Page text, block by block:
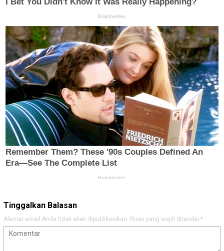
Tinggalkan Balasan
Alamat email Anda tidak akan dipublikasikan. Ruas yang wajib ditandai *